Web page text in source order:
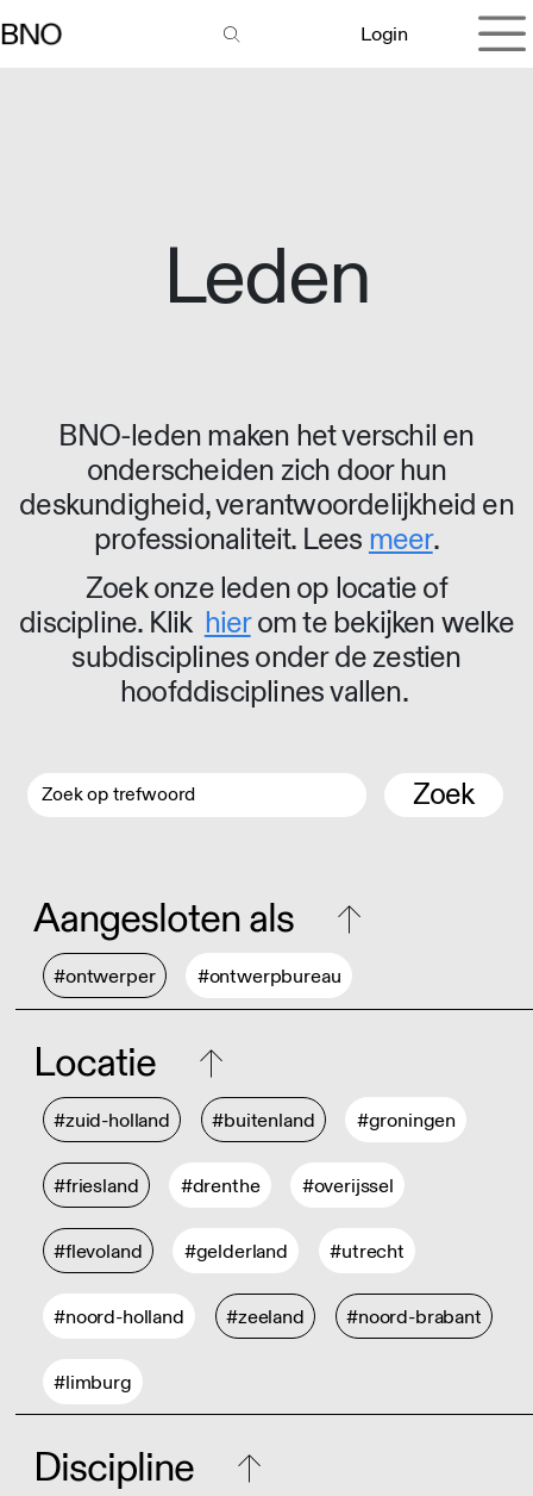
Login
Leden
BNO-leden maken het verschil en
onderscheiden zich door hun
deskundigheid, verantwoordelijkheid en
professionaliteit. Lees meer.
Zoek onze leden op locatie of
discipline. Klik hierom te bekijken welke
subdisciplines onder de zestien
hoofddisciplines vallen.
Zoek
Aangesloten als
#ontwerper #ontwerpbureau
Locatie
#zuid-holland #buitenland #groningen
#friesland #drenthe #overijssel
#flevoland #gelderland #utrecht
#noord-holland #zeeland #noord-brabant
#limburg
Discipline